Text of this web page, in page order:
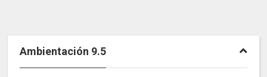
Ambientación 9.5